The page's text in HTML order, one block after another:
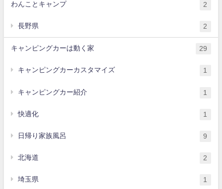
わんことキャンプ 2
長野県 2
キャンピングカーは動く家 29
キャンピングカーカスタマイズ 1
キャンピングカー紹介 1
快適化 1
日帰り家族風呂 9
北海道 2
埼玉県 1